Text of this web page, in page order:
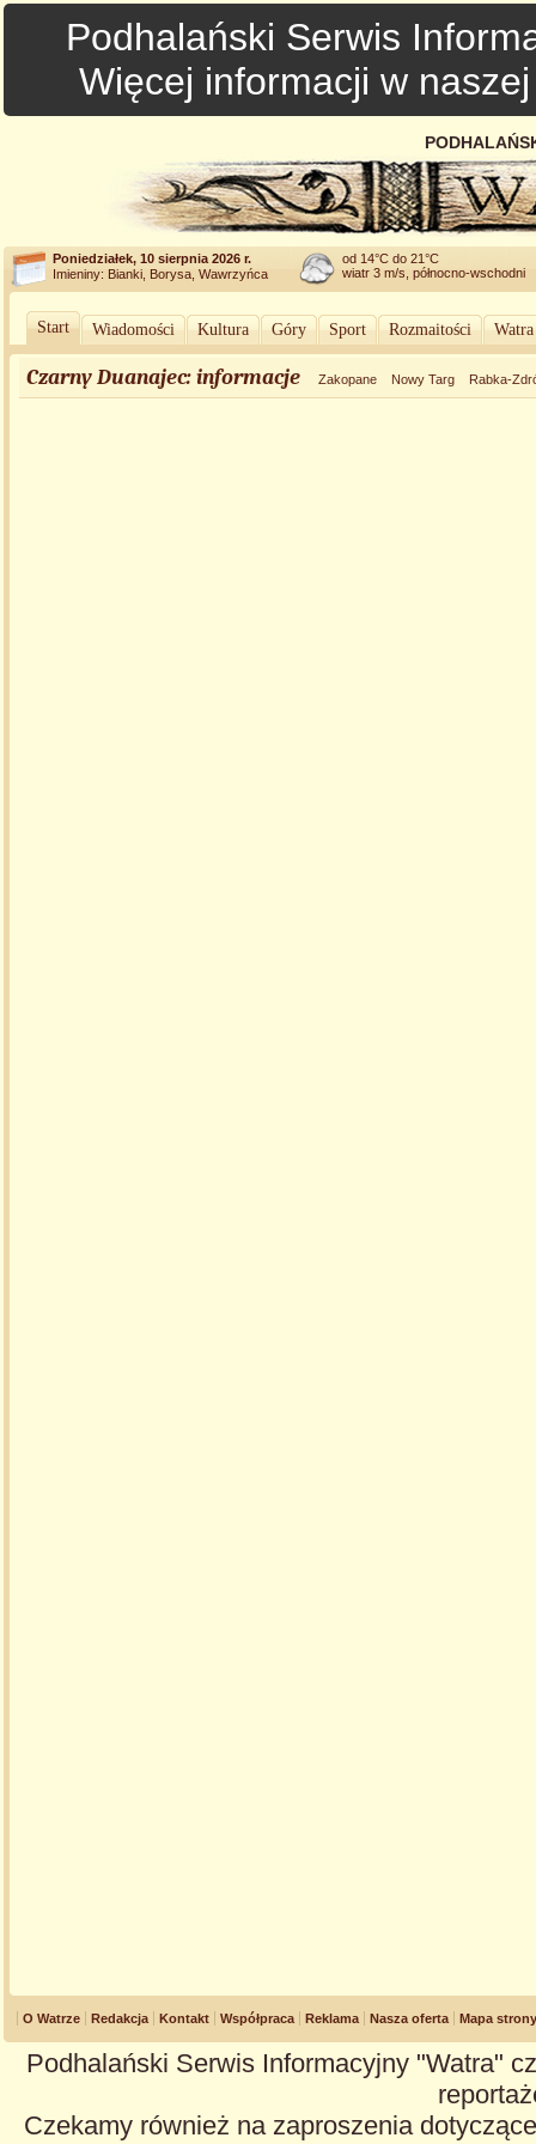
Podhalański Serwis
Więcej informacji w
Poniedziałek, 10 sierpnia 2026 r.
Imieniny: Bianki, Borysa, Wawrzyńca
od 14°C do 21°C
wiatr 3 m/s, północno-wschodni
Start Wiadomości Kultura Góry Sport Rozmaitości
Czarny Duanajec: informacje Zakopane Nowy Targ Rabka-
O Watrze Redakcja Kontakt Współpraca Reklama Nasza oferta Mapa strony
Podhalański Serwis Informacyjny "Watra"
Czekamy również na zaproszenia